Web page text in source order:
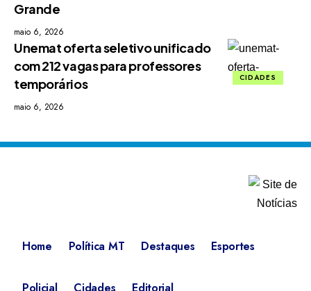
Grande
maio 6, 2026
CIDADES
Unemat oferta seletivo unificado
com 212 vagas para professores
temporários
maio 6, 2026
Home Política MT Destaques Esportes